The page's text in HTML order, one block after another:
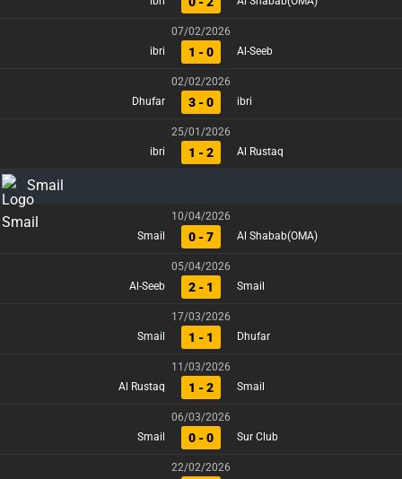
07/02/2026
ibri
1 - 0 Al-Seeb
02/02/2026
Dhufar
3 - 0 ibri
25/01/2026
ibri
1 - 2 Al Rustaq
Smail
10/04/2026
Smail
0 - 7 Al Shabab(OMA)
05/04/2026
Al-Seeb
2 - 1 Smail
17/03/2026
Smail
1 - 1 Dhufar
11/03/2026
Al Rustaq
1 - 2 Smail
06/03/2026
Smail
0 - 0 Sur Club
22/02/2026